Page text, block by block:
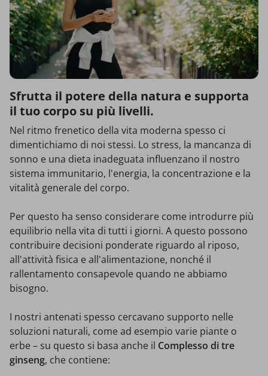
Sfrutta il potere della natura e supporta
il tuo corpo su più livelli.
Nel ritmo frenetico della vita moderna spesso ci
dimentichiamo di noi stessi. Lo stress, la mancanza di
sonno e una dieta inadeguata influenzano il nostro
sistema immunitario, l'energia, la concentrazione e la
vitalità generale del corpo.
Per questo ha senso considerare come introdurre più
equilibrio nella vita di tutti i giorni. A questo possono
contribuire decisioni ponderate riguardo al riposo,
all'attività fisica e all'alimentazione, nonché il
rallentamento consapevole quando ne abbiamo
bisogno.
I nostri antenati spesso cercavano supporto nelle
soluzioni naturali, come ad esempio varie piante o
erbe – su questo si basa anche il Complesso di tre
ginseng, che contiene: